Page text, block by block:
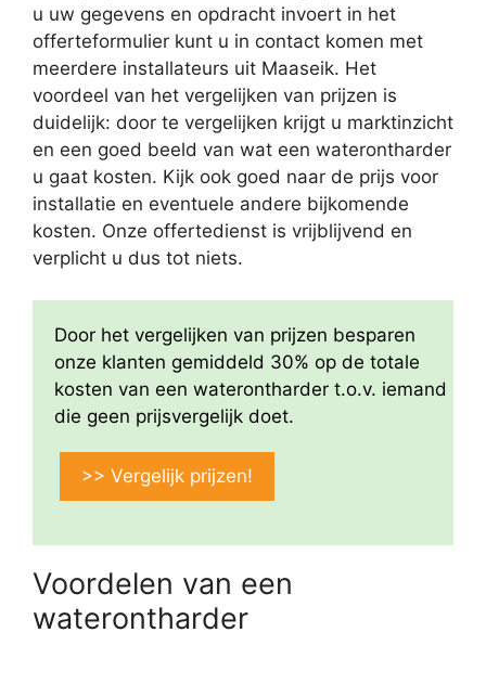
u uw gegevens en opdracht invoert in het
offerteformulier kunt u in contact komen met
meerdere installateurs uit Maaseik. Het
voordeel van het vergelijken van prijzen is
duidelijk: door te vergelijken krijgt u marktinzicht
en een goed beeld van wat een waterontharder
u gaat kosten. Kijk ook goed naar de prijs voor
installatie en eventuele andere bijkomende
kosten. Onze offertedienst is vrijblijvend en
verplicht u dus tot niets.
Door het vergelijken van prijzen besparen
onze klanten gemiddeld 30% op de totale
kosten van een waterontharder t.o.v. iemand
die geen prijsvergelijk doet.
>> Vergelijk prijzen!
Voordelen van een
waterontharder